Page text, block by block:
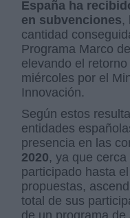
España ha
en subvenciones,
cantidad
Programa Marco
elevando el
miércoles por el
Innovación.
Según estos
entidades
presencia en las
2020, ya que
participado hasta
propuestas,
total de sus